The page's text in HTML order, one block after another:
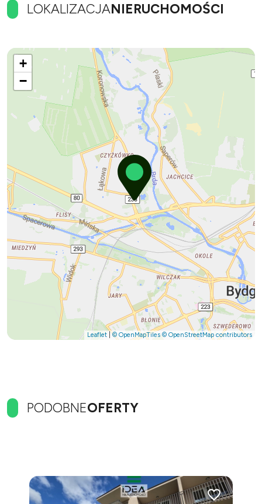
LOKALIZACJANIERUCHOMOŚCI
+
−
Leaflet |© OpenMapTiles © OpenStreetMap contributors
PODOBNEOFERTY
Dodaj do ulubionych Dodaj do